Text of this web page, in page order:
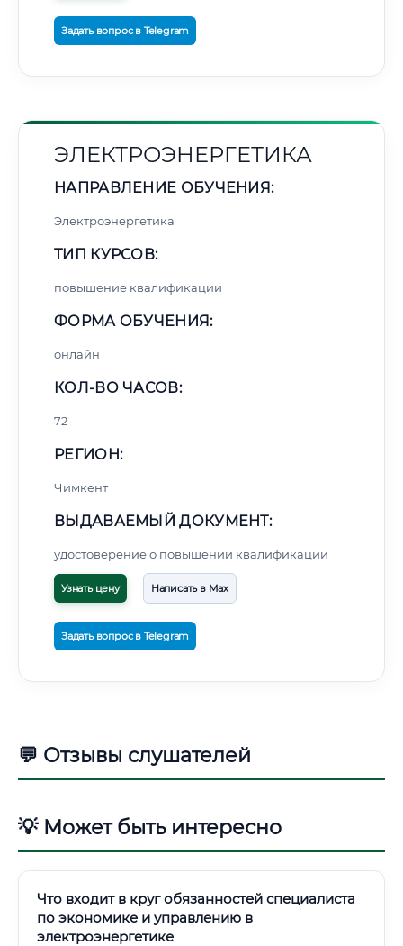
Задать вопрос в Telegram
ЭЛЕКТРОЭНЕРГЕТИКА
НАПРАВЛЕНИЕ ОБУЧЕНИЯ:
Электроэнергетика
ТИП КУРСОВ:
повышение квалификации
ФОРМА ОБУЧЕНИЯ:
онлайн
КОЛ-ВО ЧАСОВ:
72
РЕГИОН:
Чимкент
ВЫДАВАЕМЫЙ ДОКУМЕНТ:
удостоверение о повышении квалификации
Узнать цену Написать в Max
Задать вопрос в Telegram
💬 Отзывы слушателей
💡 Может быть интересно
Что входит в круг обязанностей специалиста
по экономике и управлению в
электроэнергетике